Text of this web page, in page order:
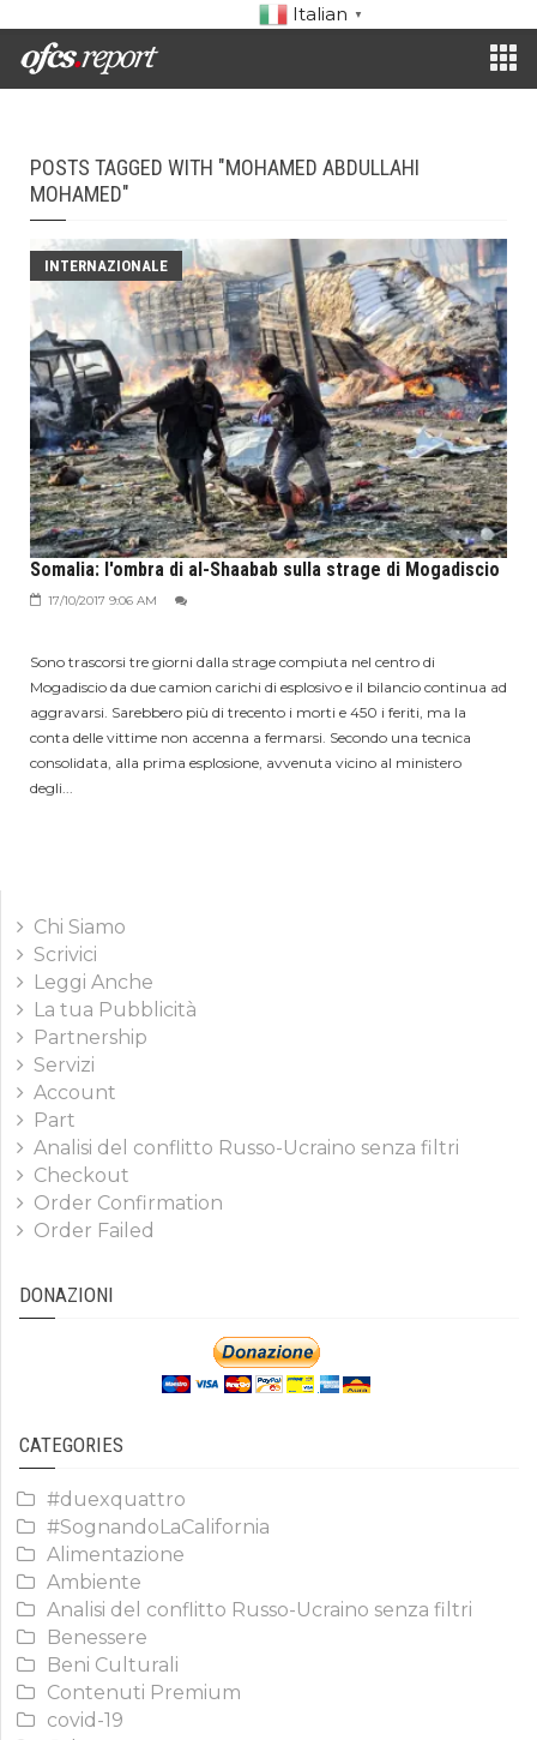
Italian ▼
POSTS TAGGED WITH "MOHAMED ABDULLAHI
MOHAMED"
INTERNAZIONALE
Somalia: l'ombra di al-Shaabab sulla strage di Mogadiscio
17/10/2017 9:06 AM
Sono trascorsi tre giorni dalla strage compiuta nel centro di
Mogadiscio da due camion carichi di esplosivo e il bilancio continua ad
aggravarsi. Sarebbero più di trecento i morti e 450 i feriti, ma la
conta delle vittime non accenna a fermarsi. Secondo una tecnica
consolidata, alla prima esplosione, avvenuta vicino al ministero
degli...
Chi Siamo
Scrivici
Leggi Anche
La tua Pubblicità
Partnership
Servizi
Account
Part
Analisi del conflitto Russo-Ucraino senza filtri
Checkout
Order Confirmation
Order Failed
DONAZIONI
CATEGORIES
#duexquattro
#SognandoLaCalifornia
Alimentazione
Ambiente
Analisi del conflitto Russo-Ucraino senza filtri
Benessere
Beni Culturali
Contenuti Premium
covid-19